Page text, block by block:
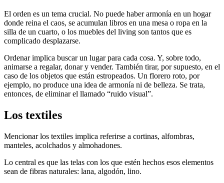
El orden es un tema crucial. No puede haber armonía en un hogar
donde reina el caos, se acumulan libros en una mesa o ropa en la
silla de un cuarto, o los muebles del living son tantos que es
complicado desplazarse.
Ordenar implica buscar un lugar para cada cosa. Y, sobre todo,
animarse a regalar, donar y vender. También tirar, por supuesto, en el
caso de los objetos que están estropeados. Un florero roto, por
ejemplo, no produce una idea de armonía ni de belleza. Se trata,
entonces, de eliminar el llamado “ruido visual”.
Los textiles
Mencionar los textiles implica referirse a cortinas, alfombras,
manteles, acolchados y almohadones.
Lo central es que las telas con los que estén hechos esos elementos
sean de fibras naturales: lana, algodón, lino.